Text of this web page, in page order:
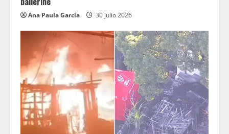
Ana Paula García 30 julio 2026